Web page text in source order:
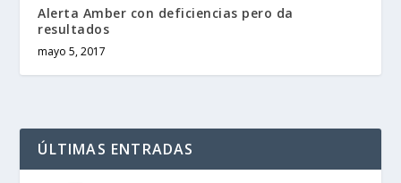
Alerta Amber con deficiencias pero da
resultados
mayo 5, 2017
ÚLTIMAS ENTRADAS